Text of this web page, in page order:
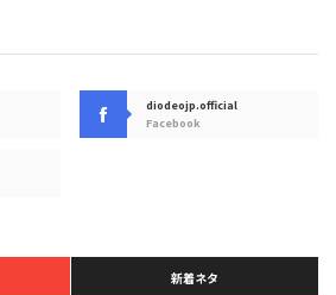
diodeojp.official
Facebook
新着ネタ